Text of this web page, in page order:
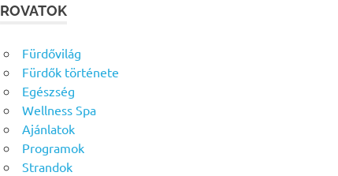
ROVATOK
Fürdővilág
Fürdők története
Egészség
Wellness Spa
Ajánlatok
Programok
Strandok